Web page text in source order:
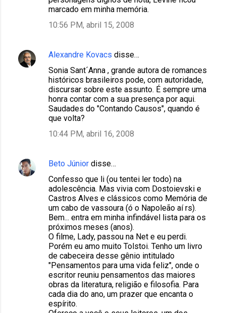
marcado em minha memória.
10:56 PM, abril 15, 2008
Alexandre Kovacs disse…
Sonia Sant´Anna , grande autora de romances
históricos brasileiros pode, com autoridade,
discursar sobre este assunto. É sempre uma
honra contar com a sua presença por aqui.
Saudades do "Contando Causos", quando é
que volta?
10:44 PM, abril 16, 2008
Beto Júnior disse…
Confesso que li (ou tentei ler todo) na
adolescência. Mas vivia com Dostoievski e
Castros Alves e clássicos como Memória de
um cabo de vassoura (ó o Napoleão aí rs).
Bem... entra em minha infindável lista para os
próximos meses (anos).
O filme, Lady, passou na Net e eu perdi.
Porém eu amo muito Tolstoi. Tenho um livro
de cabeceira desse gênio intitulado
"Pensamentos para uma vida feliz", onde o
escritor reuniu pensamentos das maiores
obras da literatura, religião e filosofia. Para
cada dia do ano, um prazer que encanta o
espírito.